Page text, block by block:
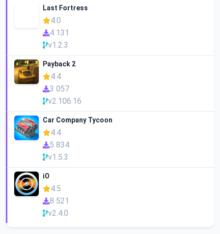
Last Fortress
4.0
4 131
v1.2.3
Payback 2
4.4
3 057
v2.106.16
Car Company Tycoon
4.4
5 834
v1.5.3
iO
4.5
8 521
v2.4.0